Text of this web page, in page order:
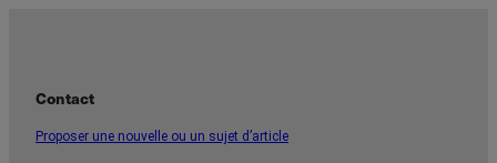
Contact
Proposer une nouvelle ou un sujet d’article